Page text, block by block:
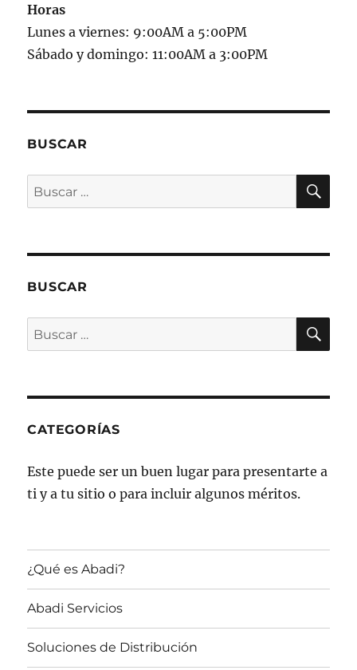
Horas
Lunes a viernes: 9:00AM a 5:00PM
Sábado y domingo: 11:00AM a 3:00PM
BUSCAR
Buscar
por:
BUSCAR
Buscar
por:
CATEGORÍAS
Este puede ser un buen lugar para presentarte a
ti y a tu sitio o para incluir algunos méritos.
¿Qué es Abadi?
Abadi Servicios
Soluciones de Distribución